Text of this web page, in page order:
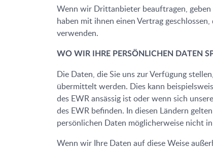
Wenn wir Drittanbieter beauftragen,
haben mit ihnen einen Vertrag
verwenden.
WO WIR IHRE PERSÖNLICHEN DATEN
Die Daten, die Sie uns zur Verfügung
übermittelt werden. Dies kann
des EWR ansässig ist oder wenn sich
des EWR befinden. In diesen Ländern
persönlichen Daten möglicherweise nicht
Wenn wir Ihre Daten auf diese Weise